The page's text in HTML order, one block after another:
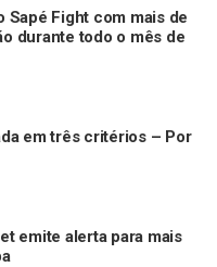
Sapé Fight com mais de
durante todo o mês de
em três critérios – Por
emite alerta para mais